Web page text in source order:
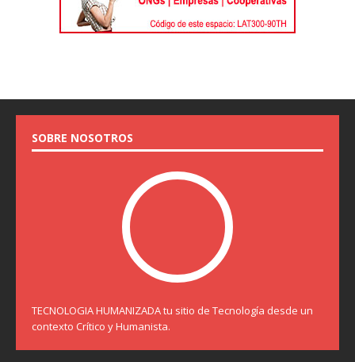
SOBRE NOSOTROS
TECNOLOGIA HUMANIZADA tu sitio de Tecnología desde un
contexto Crítico y Humanista.